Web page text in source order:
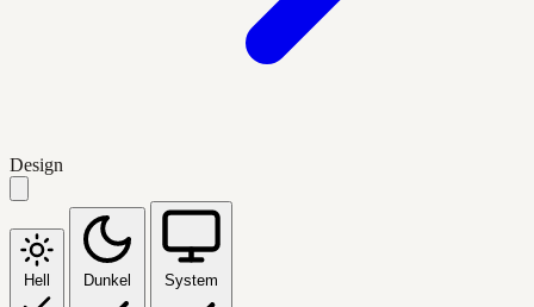
Design
Hell Dunkel System